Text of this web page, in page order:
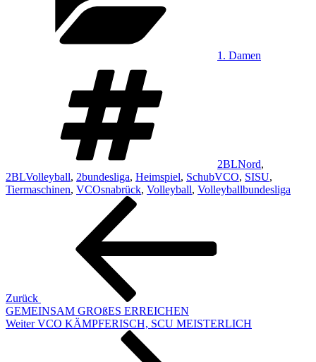
1. Damen
2BLNord,
2BLVolleyball, 2bundesliga, Heimspiel, SchubVCO, SISU,
Tiermaschinen, VCOsnabrück, Volleyball, Volleyballbundesliga
Beitragsnavigation
Zurück
GEMEINSAM GROßES ERREICHEN
Nächster
Weiter VCO KÄMPFERISCH, SCU MEISTERLICH